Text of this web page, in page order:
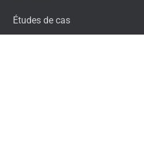
Études de cas